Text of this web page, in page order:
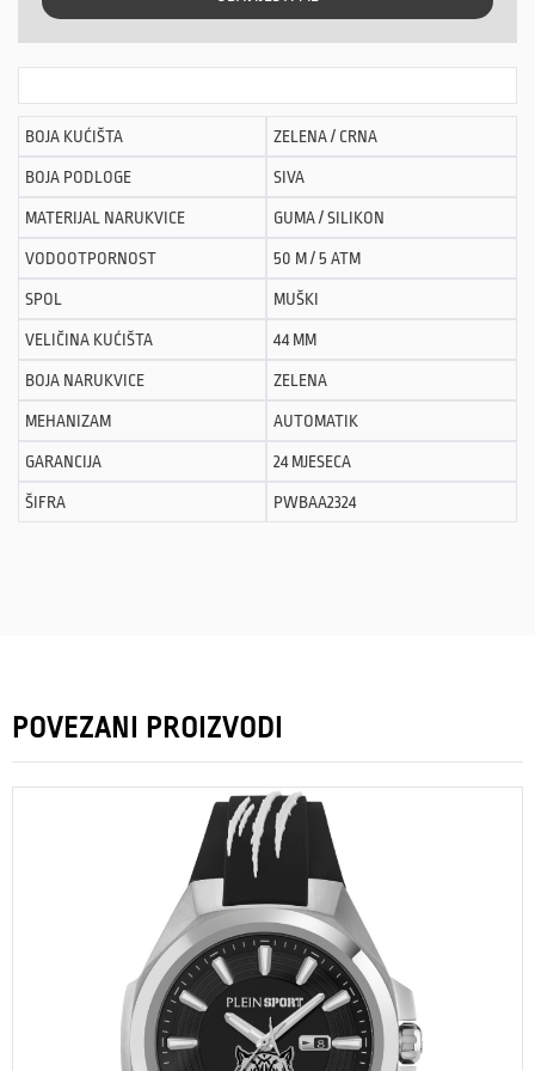
BOJA KUĆIŠTA ZELENA / CRNA
BOJA PODLOGE SIVA
MATERIJAL NARUKVICE GUMA / SILIKON
VODOOTPORNOST 50 M / 5 ATM
SPOL MUŠKI
VELIČINA KUĆIŠTA 44 MM
BOJA NARUKVICE ZELENA
MEHANIZAM AUTOMATIK
GARANCIJA 24 MJESECA
ŠIFRA PWBAA2324
POVEZANI PROIZVODI